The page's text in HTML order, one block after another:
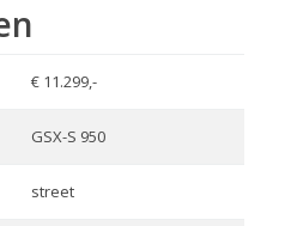
€ 11.299,-
GSX-S 950
street